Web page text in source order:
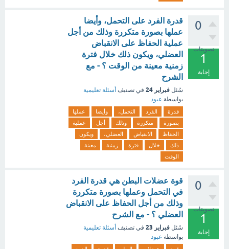
0
تصويتات
1
إجابة
قدرة الفرد على التحمل، وأيضا
عملها بصورة متكررة وذلك من أجل
عملية الحفاظ على الانقباض
العضلي، ويكون ذلك خلال فترة
زمنية معينة من الوقت ؟ - مع
الشرح
سُئل فبراير 24 في تصنيف أسئلة تعليمية
بواسطة عبود
قدرة الفرد التحمل، وأيضا
عملها
بصورة
متكررة وذلك أجل
عملية
الحفاظ
الانقباض العضلي،
ويكون
ذلك
خلال فترة زمنية
معينة
الوقت
0
تصويتات
1
إجابة
قوة عضلات البطن هي قدرة الفرد
في التحمل وعملها بصورة متكررة
وذلك من أجل الحفاظ على الانقباض
العضلي ؟ - مع الشرح
سُئل فبراير 23 في تصنيف أسئلة تعليمية
بواسطة عبود